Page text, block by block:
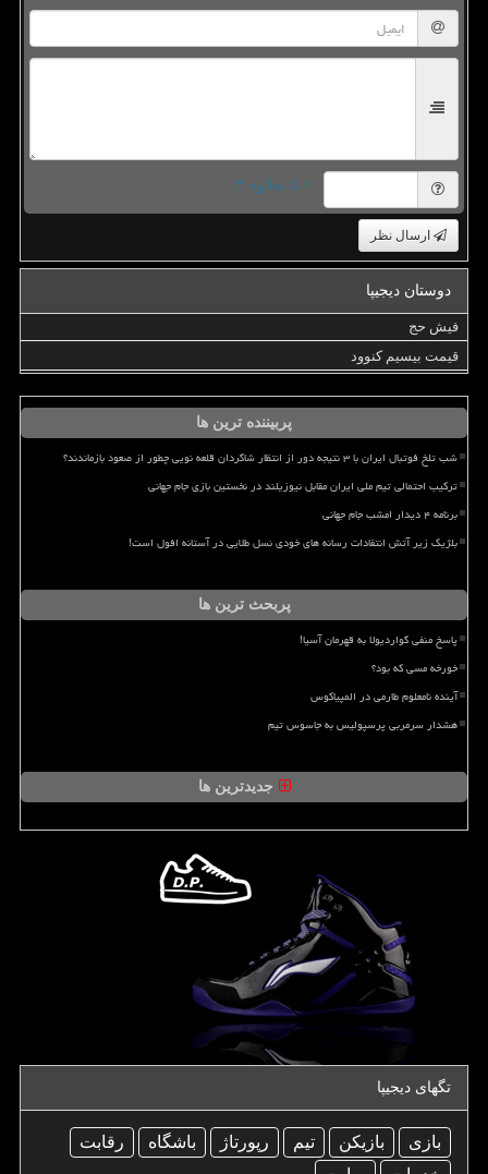
= ۵ بعلاوه ۳
ارسال نظر
دوستان دیجیپا
فیش حج
قیمت بیسیم کنوود
پربیننده ترین ها
شب تلخ فوتبال ایران با ۳ نتیجه دور از انتظار شاگردان قلعه نویی چطور از صعود بازماندند؟
ترکیب احتمالی تیم ملی ایران مقابل نیوزیلند در نخستین بازی جام جهانی
برنامه ۴ دیدار امشب جام جهانی
بلژیک زیر آتش انتقادات رسانه های خودی نسل طلایی در آستانه افول است!
پربحث ترین ها
پاسخ منفی گواردیولا به قهرمان آسیا!
خورخه مسی که بود؟
آینده نامعلوم طارمی در المپیاکوس
هشدار سرمربی پرسپولیس به جاسوس تیم
جدیدترین ها
تگهای دیجیپا
بازی بازیكن تیم رپورتاژ باشگاه
رقابت